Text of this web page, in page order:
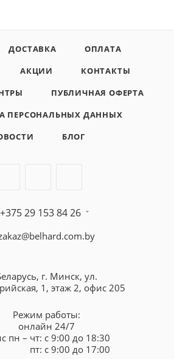
ДОСТАВКА
ОПЛАТА
АКЦИИ
КОНТАКТЫ
ПУБЛИЧНАЯ ОФЕРТА
ПЕРСОНАЛЬНЫХ ДАННЫХ
БЛОГ
+375 29 153 84 26
г. Минск, ул.
1, этаж 2, офис 205
Режим работы:
онлайн 24/7
пн – чт: с 9:00 до 18:30
пт: с 9:00 до 17:00